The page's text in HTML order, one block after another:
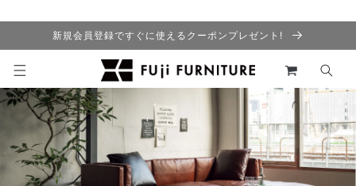
新規会員登録ですぐに使えるクーポンプレゼント!
カ
ー
ト